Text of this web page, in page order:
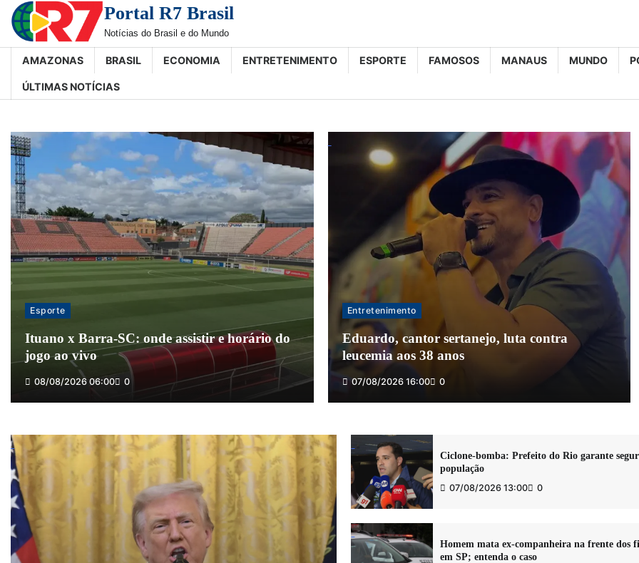
Skip
content
Portal R7 Brasil
Notícias do Brasil e do Mundo
AMAZONAS BRASIL ECONOMIA ENTRETENIMENTO ESPORTE FAMOSOS MANAUS MUNDO
ÚLTIMAS NOTÍCIAS
Esporte
Ituano x Barra-SC: onde assistir e horário do
jogo ao vivo
08/08/2026 06:00 0
Entretenimento
Eduardo, cantor sertanejo, luta contra
leucemia aos 38 anos
07/08/2026 16:00 0
Ciclone-bomba: Prefeito do Rio garante
população
07/08/2026 13:00 0
Homem mata ex-companheira na frente dos
em SP; entenda o caso